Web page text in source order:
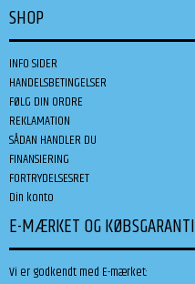
SHOP
INFO SIDER
HANDELSBETINGELSER
FØLG DIN ORDRE
REKLAMATION
SÅDAN HANDLER DU
FINANSIERING
FORTRYDELSESRET
Din konto
E-MÆRKET OG KØBSGARANTI
Vi er godkendt med E-mærket: